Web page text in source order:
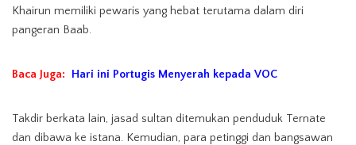
Khairun memiliki pewaris yang hebat terutama dalam diri
pangeran Baab.
Baca Juga: Hari ini Portugis Menyerah kepada VOC
Takdir berkata lain, jasad sultan ditemukan penduduk Ternate
dan dibawa ke istana. Kemudian, para petinggi dan bangsawan